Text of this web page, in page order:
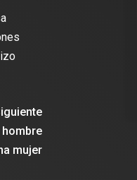
mujer
camiseta de
del FC Barcelona
contra el Real Madrid